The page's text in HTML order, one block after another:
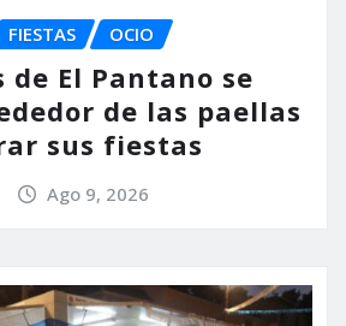
FIESTAS OCIO
de El Pantano se
de las paellas
sus fiestas
Ago 9, 2026